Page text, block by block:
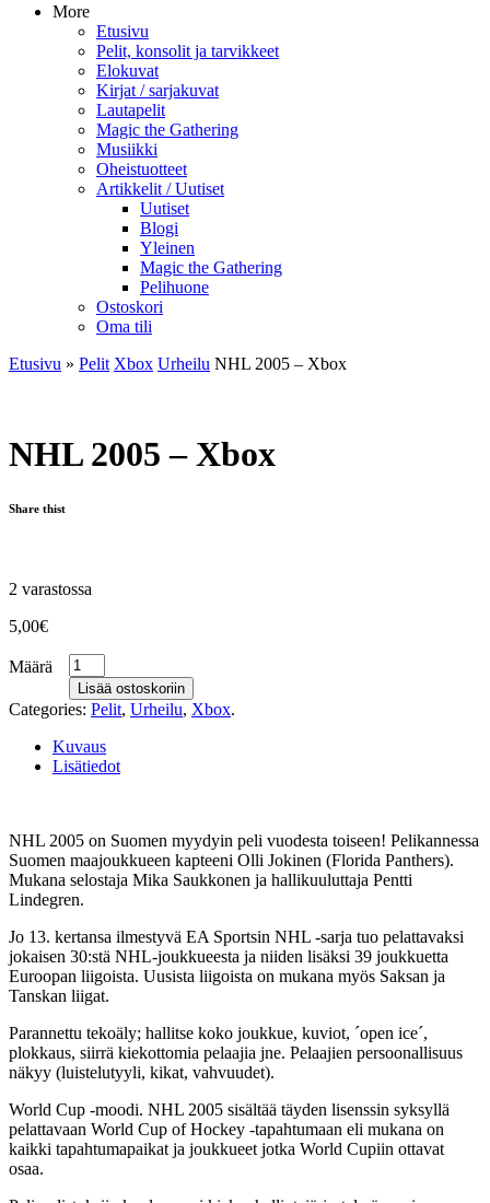
More
Etusivu
Pelit, konsolit ja tarvikkeet
Elokuvat
Kirjat / sarjakuvat
Lautapelit
Magic the Gathering
Musiikki
Oheistuotteet
Artikkelit / Uutiset
Uutiset
Blogi
Yleinen
Magic the Gathering
Pelihuone
Ostoskori
Oma tili
Etusivu » Pelit Xbox Urheilu NHL 2005 – Xbox
NHL 2005 – Xbox
Share thist
2 varastossa
5,00€
Määrä
Lisää ostoskoriin
Categories: Pelit, Urheilu, Xbox.
Kuvaus
Lisätiedot
NHL 2005 on Suomen myydyin peli vuodesta toiseen! Pelikannessa
Suomen maajoukkueen kapteeni Olli Jokinen (Florida Panthers).
Mukana selostaja Mika Saukkonen ja hallikuuluttaja Pentti
Lindegren.
Jo 13. kertansa ilmestyvä EA Sportsin NHL -sarja tuo pelattavaksi
jokaisen 30:stä NHL-joukkueesta ja niiden lisäksi 39 joukkuetta
Euroopan liigoista. Uusista liigoista on mukana myös Saksan ja
Tanskan liigat.
Parannettu tekoäly; hallitse koko joukkue, kuviot, ´open ice´,
plokkaus, siirrä kiekottomia pelaajia jne. Pelaajien persoonallisuus
näkyy (luistelutyyli, kikat, vahvuudet).
World Cup -moodi. NHL 2005 sisältää täyden lisenssin syksyllä
pelattavaan World Cup of Hockey -tapahtumaan eli mukana on
kaikki tapahtumapaikat ja joukkueet jotka World Cupiin ottavat
osaa.